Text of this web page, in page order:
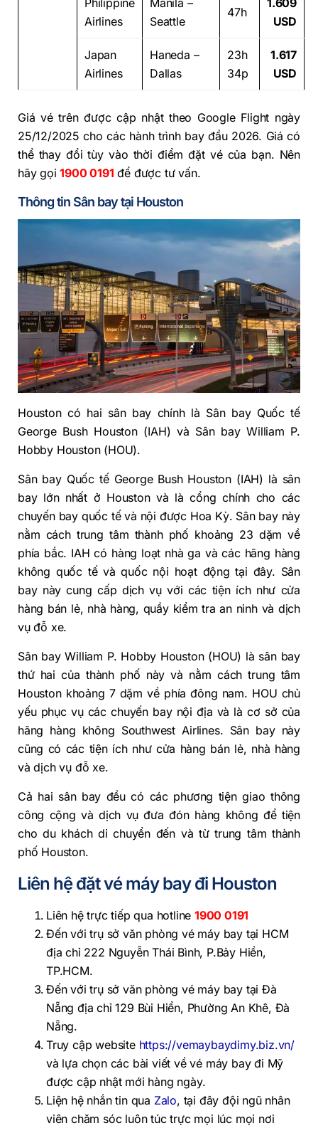
Philippine
Airlines
Manila –
Seattle
47h
1.609
USD
Japan
Airlines
Haneda –
Dallas
23h
34p
1.617
USD
Giá vé trên được cập nhật theo Google Flight ngày
25/12/2025 cho các hành trình bay đầu 2026. Giá có
thể thay đổi tùy vào thời điểm đặt vé của bạn. Nên
hãy gọi1900 0191 để được tư vấn.
Thông tin Sân bay tại Houston
Houston có hai sân bay chính là Sân bay Quốc tế
George Bush Houston (IAH) và Sân bay William P.
Hobby Houston (HOU).
Sân bay Quốc tế George Bush Houston (IAH) là sân
bay lớn nhất ở Houston và là cổng chính cho các
chuyến bay quốc tế và nội được Hoa Kỳ. Sân bay này
nằm cách trung tâm thành phố khoảng 23 dặm về
phía bắc. IAH có hàng loạt nhà ga và các hãng hàng
không quốc tế và quốc nội hoạt động tại đây. Sân
bay này cung cấp dịch vụ với các tiện ích như cửa
hàng bán lẻ, nhà hàng, quầy kiểm tra an ninh và dịch
vụ đỗ xe.
Sân bay William P. Hobby Houston (HOU) là sân bay
thứ hai của thành phố này và nằm cách trung tâm
Houston khoảng 7 dặm về phía đông nam. HOU chủ
yếu phục vụ các chuyến bay nội địa và là cơ sở của
hãng hàng không Southwest Airlines. Sân bay này
cũng có các tiện ích như cửa hàng bán lẻ, nhà hàng
và dịch vụ đỗ xe.
Cả hai sân bay đều có các phương tiện giao thông
công cộng và dịch vụ đưa đón hàng không để tiện
cho du khách di chuyển đến và từ trung tâm thành
phố Houston.
Liên hệ đặt vé máy bay đi Houston
Liên hệ trực tiếp qua hotline 1900 0191
Đến với trụ sở văn phòng vé máy bay tại HCM
địa chỉ 222 Nguyễn Thái Bình, P.Bảy Hiền,
TP.HCM.
Đến với trụ sở văn phòng vé máy bay tại Đà
Nẵng địa chỉ 129 Bùi Hiển, Phường An Khê, Đà
Nẵng.
Truy cập website https://vemaybaydimy.biz.vn/
và lựa chọn các bài viết về vé máy bay đi Mỹ
được cập nhật mới hàng ngày.
Liện hệ nhắn tin qua Zalo, tại đây đội ngũ nhân
viên chăm sóc luôn túc trực mọi lúc mọi nơi